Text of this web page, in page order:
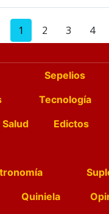
1 2 3 4
Sepelios
Tecnología
Salud Edictos
Quiniela